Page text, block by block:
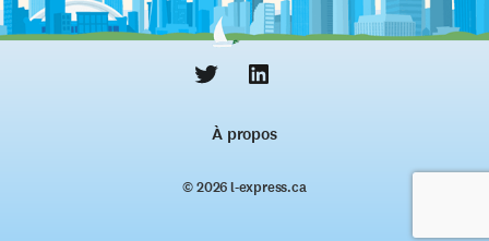
À propos
© 2026 l‑express.ca